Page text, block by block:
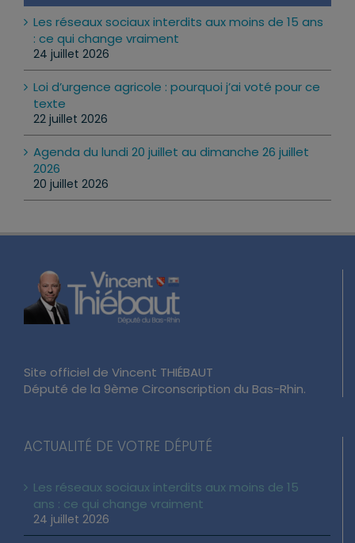
Les réseaux sociaux interdits aux moins de 15 ans
: ce qui change vraiment
24 juillet 2026
Loi d’urgence agricole : pourquoi j’ai voté pour ce
texte
22 juillet 2026
Agenda du lundi 20 juillet au dimanche 26 juillet
2026
20 juillet 2026
Site officiel de Vincent THIÉBAUT
Député de la 9ème Circonscription du Bas-Rhin.
ACTUALITÉ DE VOTRE DÉPUTÉ
Les réseaux sociaux interdits aux moins de 15
ans : ce qui change vraiment
24 juillet 2026